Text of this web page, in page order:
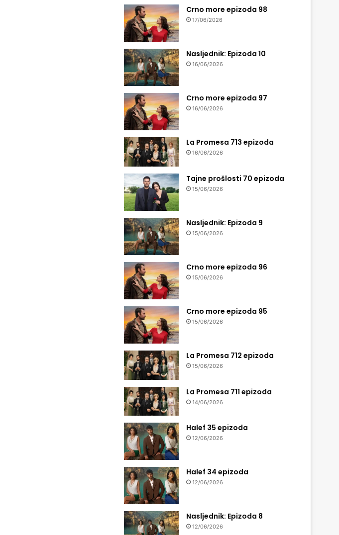
Crno more epizoda 98
17/06/2026
Nasljednik: Epizoda 10
16/06/2026
Crno more epizoda 97
16/06/2026
La Promesa 713 epizoda
16/06/2026
Tajne prošlosti 70 epizoda
15/06/2026
Nasljednik: Epizoda 9
15/06/2026
Crno more epizoda 96
15/06/2026
Crno more epizoda 95
15/06/2026
La Promesa 712 epizoda
15/06/2026
La Promesa 711 epizoda
14/06/2026
Halef 35 epizoda
12/06/2026
Halef 34 epizoda
12/06/2026
Nasljednik: Epizoda 8
12/06/2026